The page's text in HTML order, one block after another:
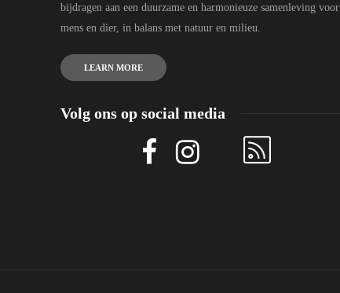
bijdragen aan een duurzame en harmonieuze samenleving voor
mens en dier, in balans met natuur en milieu.
LEARN MORE
Volg ons op social media